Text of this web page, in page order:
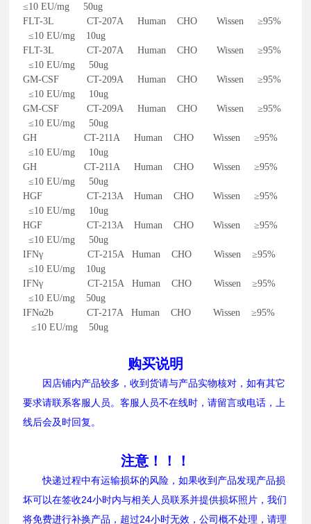
≤10 EU/mg 50ug
FLT-3L CT-207A Human CHO Wissen ≥95%
≤10 EU/mg 10ug
FLT-3L CT-207A Human CHO Wissen ≥95%
≤10 EU/mg 50ug
GM-CSF CT-209A Human CHO Wissen ≥95%
≤10 EU/mg 10ug
GM-CSF CT-209A Human CHO Wissen ≥95%
≤10 EU/mg 50ug
GH CT-211A Human CHO Wissen ≥95%
≤10 EU/mg 10ug
GH CT-211A Human CHO Wissen ≥95%
≤10 EU/mg 50ug
HGF CT-213A Human CHO Wissen ≥95%
≤10 EU/mg 10ug
HGF CT-213A Human CHO Wissen ≥95%
≤10 EU/mg 50ug
IFNγ CT-215A Human CHO Wissen ≥95%
≤10 EU/mg 10ug
IFNγ CT-215A Human CHO Wissen ≥95%
≤10 EU/mg 50ug
IFNα2b CT-217A Human CHO Wissen ≥95%
≤10 EU/mg 50ug
购买说明
因店铺内产品较多，收到货请与产品实物核对，如有其它
要求请联系客服人员。客服人员不在线时，请留言或电话，上
线后会及时回复。
注意！！！
快递过程中有运输损坏的风险，如果收到产品发现产品损
坏可以在签收24小时内与相关人员联系并提供损坏照片，我们
将免费进行补换产品，超过24小时无效，公司概不处理，请理